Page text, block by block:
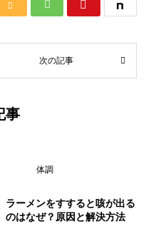
  
次の記事
事
体調
ラーメンをすすると咳が出る
のはなぜ？原因と解決方法